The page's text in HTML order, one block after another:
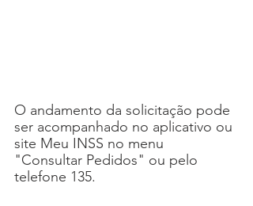
O andamento da solicitação pode
ser acompanhado no aplicativo ou
site Meu INSS no menu
"Consultar Pedidos" ou pelo
telefone 135.